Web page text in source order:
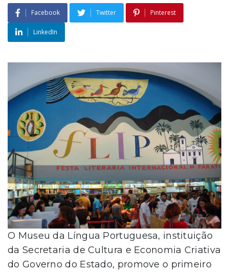
Facebook Twitter Pinterest
LinkedIn
O Museu da Língua Portuguesa, instituição
da Secretaria de Cultura e Economia Criativa
do Governo do Estado, promove o primeiro